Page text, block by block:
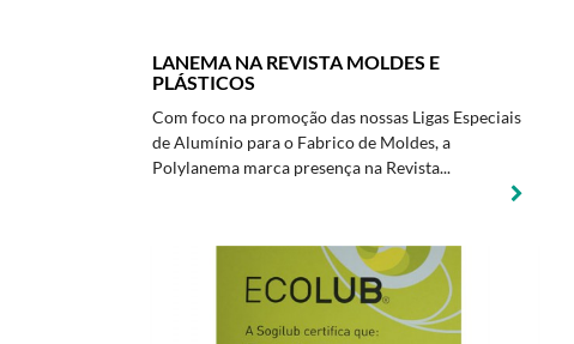
LANEMA NA REVISTA MOLDES E
PLÁSTICOS
Com foco na promoção das nossas Ligas Especiais
de Alumínio para o Fabrico de Moldes, a
Polylanema marca presença na Revista...